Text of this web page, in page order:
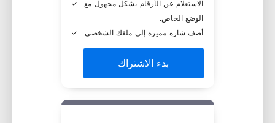
الاستعلام عن الأرقام بشكل مجهول مع
الوضع الخاص.
أضف شارة مميزة إلى ملفك الشخصي
بدء الاشتراك